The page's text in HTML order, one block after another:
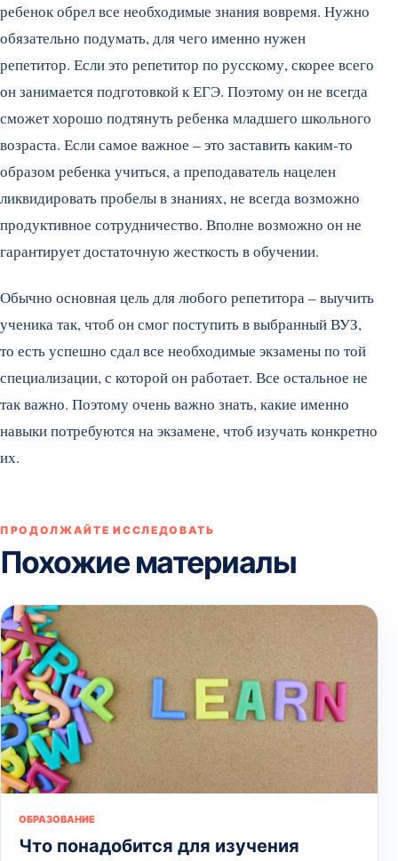
ребенок обрел все необходимые знания вовремя. Нужно
обязательно подумать, для чего именно нужен
репетитор. Если это репетитор по русскому, скорее всего
он занимается подготовкой к ЕГЭ. Поэтому он не всегда
сможет хорошо подтянуть ребенка младшего школьного
возраста. Если самое важное – это заставить каким-то
образом ребенка учиться, а преподаватель нацелен
ликвидировать пробелы в знаниях, не всегда возможно
продуктивное сотрудничество. Вполне возможно он не
гарантирует достаточную жесткость в обучении.
Обычно основная цель для любого репетитора – выучить
ученика так, чтоб он смог поступить в выбранный ВУЗ,
то есть успешно сдал все необходимые экзамены по той
специализации, с которой он работает. Все остальное не
так важно. Поэтому очень важно знать, какие именно
навыки потребуются на экзамене, чтоб изучать конкретно
их.
ПРОДОЛЖАЙТЕ ИССЛЕДОВАТЬ
Похожие материалы
ОБРАЗОВАНИЕ
Что понадобится для изучения